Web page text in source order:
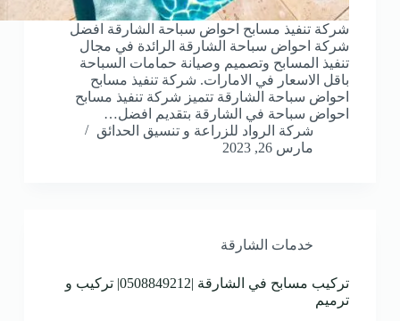
شركة تنفيذ مسابح احواض سباحة الشارقة افضل
شركة احواض سباحة الشارقة الرائدة في مجال
تنفيذ المسابح وتصميم وصيانة حمامات السباحة
باقل الاسعار في الامارات. شركة تنفيذ مسابح
احواض سباحة الشارقة تتميز شركة تنفيذ مسابح
احواض سباحة في الشارقة بتقديم افضل…
شركة الرواد للزراعة و تنسيق الحدائق
مارس 26, 2023
خدمات الشارقة
تركيب مسابح في الشارقة |0508849212| تركيب و
ترميم